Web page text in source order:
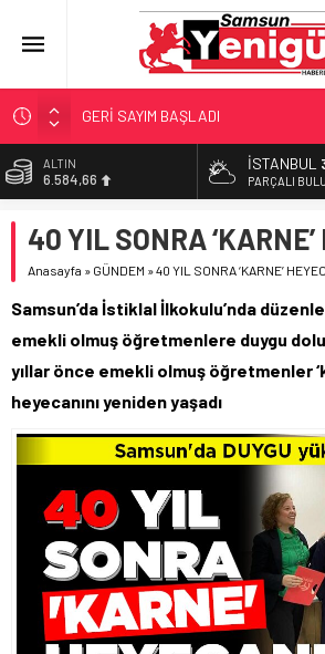
GERİ SAYIM BAŞLADI
SAMSUNSPOR’DA HEDEF 5’İNCİLİK!
‘BAFRA’YA YATIRIM YAPIN!’
İŞTE FINDIK FİYATI!
BİST
13.889,75
47,7046
EURO
6.584,66
İSTANBUL
PARÇALI
40 YIL SONRA
Anasayfa » GÜNDEM »40 YIL SONRA ‘KARNE’
Samsun’da İstiklal İlkokulu’nda
emekli olmuş öğretmenlere duygu
yıllar önce emekli olmuş öğretmenler
heyecanını yeniden yaşadı